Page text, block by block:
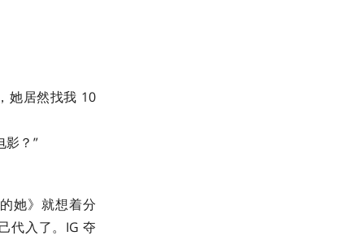
她居然找我 10
影？”
她》就想着分
代入了。IG 夺